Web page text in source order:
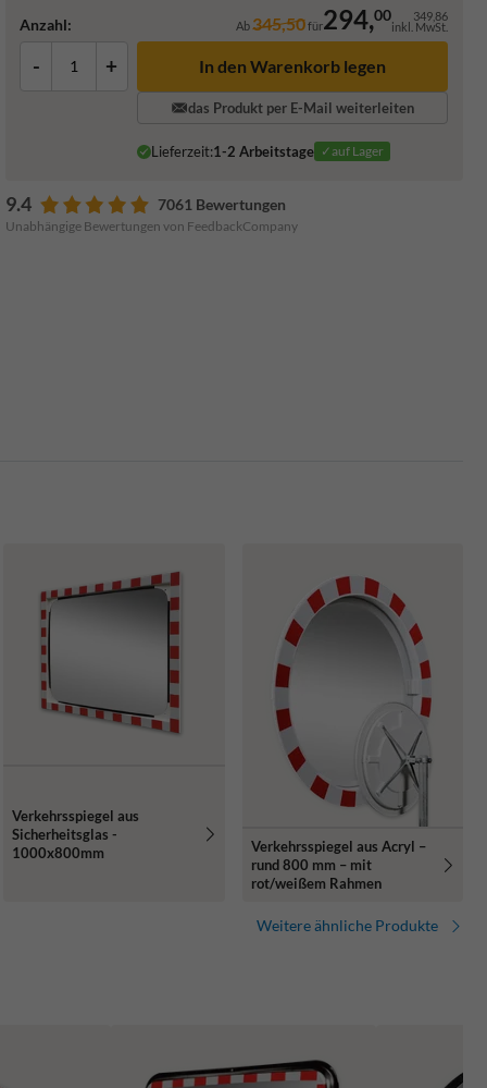
Anzahl: Ab345,50für294,00 349,86
inkl. MwSt.
- + In den Warenkorb legen
das Produkt per E-Mail weiterleiten
Lieferzeit:1-2 Arbeitstage ✓auf Lager
9.4 7061 Bewertungen
Unabhängige Bewertungen von FeedbackCompany
Verkehrsspiegel aus
Sicherheitsglas -
1000x800mm
Verkehrsspiegel aus Acryl –
rund 800 mm – mit
rot/weißem Rahmen
Weitere ähnliche Produkte